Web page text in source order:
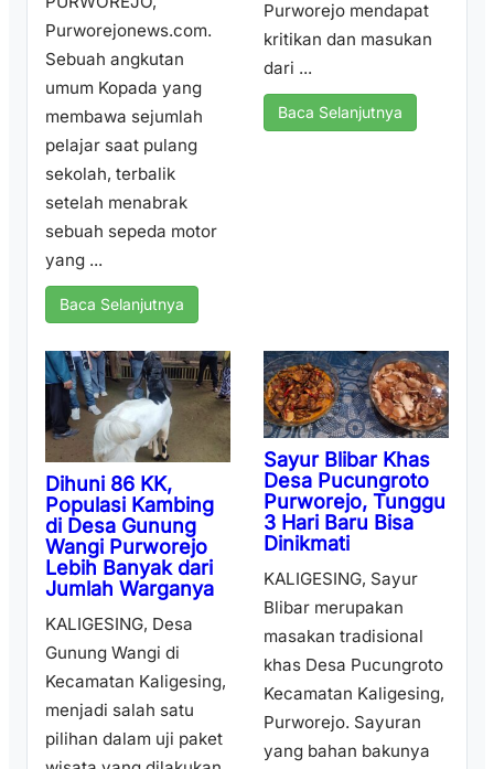
Purworejonews.com.
Sebuah angkutan
umum Kopada yang
membawa sejumlah
pelajar saat pulang
sekolah, terbalik
setelah menabrak
sebuah sepeda motor
yang ...
Baca Selanjutnya
Purworejo mendapat
kritikan dan masukan
dari ...
Baca Selanjutnya
Dihuni 86 KK,
Populasi Kambing
di Desa Gunung
Wangi Purworejo
Lebih Banyak dari
Jumlah Warganya
KALIGESING, Desa
Gunung Wangi di
Kecamatan Kaligesing,
menjadi salah satu
pilihan dalam uji paket
Sayur Blibar Khas
Desa Pucungroto
Purworejo, Tunggu
3 Hari Baru Bisa
Dinikmati
KALIGESING, Sayur
Blibar merupakan
masakan tradisional
khas Desa Pucungroto
Kecamatan Kaligesing,
Purworejo. Sayuran
yang bahan bakunya